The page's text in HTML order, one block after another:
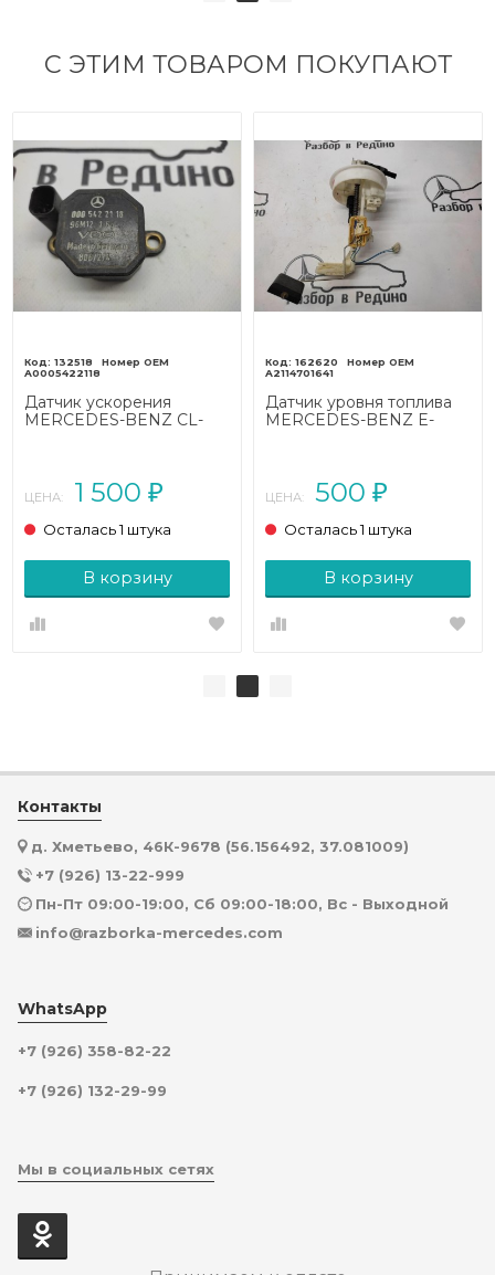
С ЭТИМ ТОВАРОМ ПОКУПАЮТ
132518
A0005422118
Датчик ускорения
MERCEDES-BENZ CL-
ЦЕНА: 1 500 ₽
Осталась 1 штука
В корзину
162620
A2114701641
Датчик уровня топлива
MERCEDES-BENZ E-
ЦЕНА: 500 ₽
Осталась 1 штука
В корзину
Контакты
д. Хметьево, 46К-9678 (56.156492, 37.081009)
+7 (926) 13-22-999
Пн-Пт 09:00-19:00, Сб 09:00-18:00, Вс - Выходной
info@razborka-mercedes.com
WhatsApp
+7 (926) 358-82-22
+7 (926) 132-29-99
Мы в социальных сетях